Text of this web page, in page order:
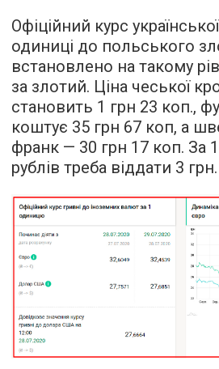
Офіційний курс
одиниці до польського
встановлено на такому
за злотий. Ціна чеської
становить 1 грн 23 коп.,
коштує 35 грн 67 коп, а
франк — 30 грн 17 коп. За
рублів треба віддати 3